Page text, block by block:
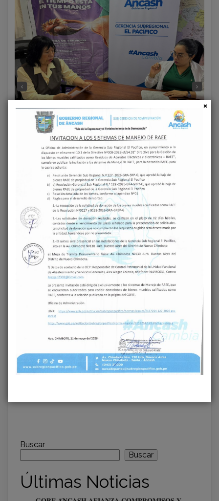
‹ ›
Share on Facebook Share on Twitter
Previous
GOBIERNO
REGIONAL DE
ÁNCASH IMPULSA
VIAL EN CASMA
SIERRA
ÁNCASH ACELERA
EDUCATIVA:
VICEGOBERNADORA
INSPECCIONA
EMBLEMÁTICAS EN
LA PROVINCIA DEL
SANTA
Buscar
Buscar
Últimas Noticias